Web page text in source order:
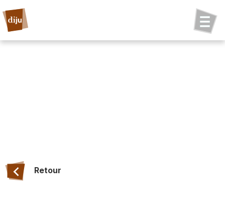
Retour